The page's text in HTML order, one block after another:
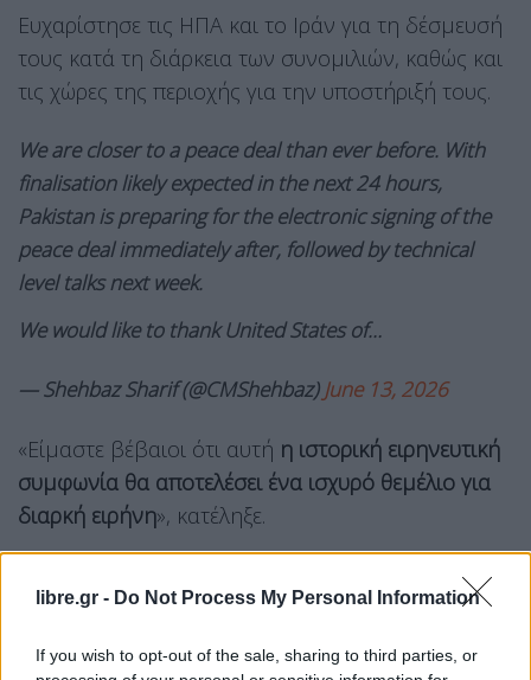
libre.gr - Do Not Process My Personal Information
If you wish to opt-out of the sale, sharing to third parties, or
Ευχαρίστησε τις ΗΠΑ και το Ιράν για τη δέσμευσή
τους κατά τη διάρκεια των συνομιλιών, καθώς και
τις χώρες της περιοχής για την υποστήριξή τους.
We are closer to a peace deal than ever before. With
finalisation likely expected in the next 24 hours,
Pakistan is preparing for the electronic signing of the
peace deal immediately after, followed by technical
level talks next week.
We would like to thank United States of…
— Shehbaz Sharif (@CMShehbaz) June 13, 2026
«Είμαστε βέβαιοι ότι αυτή η ιστορική ειρηνευτική
συμφωνία θα αποτελέσει ένα ισχυρό θεμέλιο για
διαρκή ειρήνη», κατέληξε.